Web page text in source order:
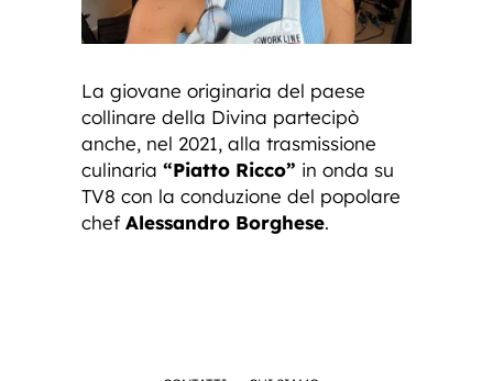
La giovane originaria del paese
collinare della Divina partecipò
anche, nel 2021, alla trasmissione
culinaria “Piatto Ricco” in onda su
TV8 con la conduzione del popolare
chefAlessandro Borghese.